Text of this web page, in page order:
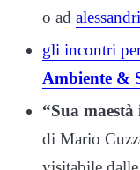
o ad
gli incontri
Ambiente &
“Sua
di Mario